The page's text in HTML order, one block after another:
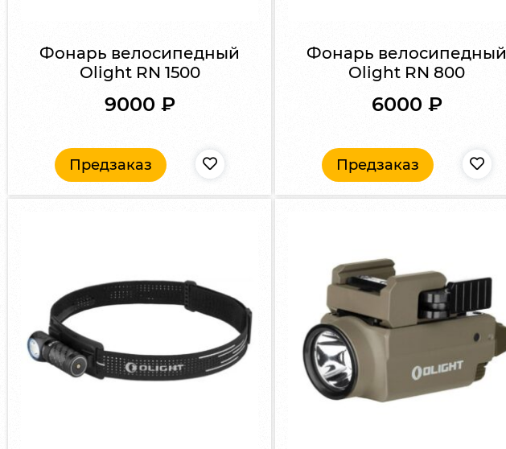
Фонарь велосипедный
Olight RN 1500
9000 ₽
Предзаказ
Фонарь велосипедный
Olight RN 800
6000 ₽
Предзаказ